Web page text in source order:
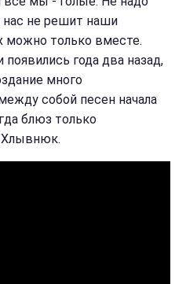
нас не решит наши
можно только вместе.
года два назад,
много
собой песен начала
блюз только
Хлывнюк.